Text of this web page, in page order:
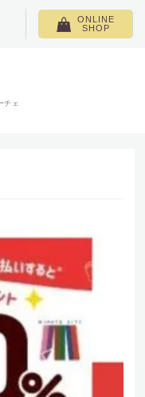
ONLINE
SHOP
チェ